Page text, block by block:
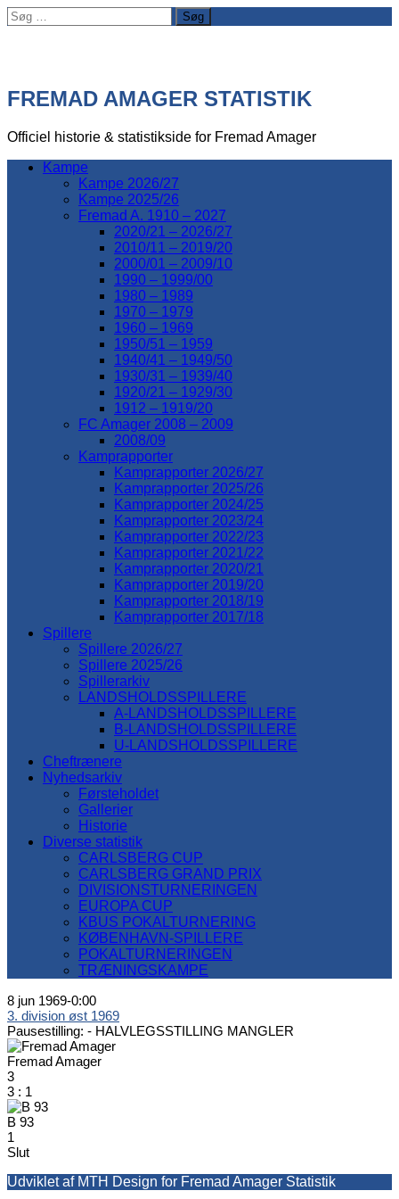
Søg
efter:
FREMAD AMAGER STATISTIK
Officiel historie & statistikside for Fremad Amager
Kampe
Kampe 2026/27
Kampe 2025/26
Fremad A. 1910 – 2027
2020/21 – 2026/27
2010/11 – 2019/20
2000/01 – 2009/10
1990 – 1999/00
1980 – 1989
1970 – 1979
1960 – 1969
1950/51 – 1959
1940/41 – 1949/50
1930/31 – 1939/40
1920/21 – 1929/30
1912 – 1919/20
FC Amager 2008 – 2009
2008/09
Kamprapporter
Kamprapporter 2026/27
Kamprapporter 2025/26
Kamprapporter 2024/25
Kamprapporter 2023/24
Kamprapporter 2022/23
Kamprapporter 2021/22
Kamprapporter 2020/21
Kamprapporter 2019/20
Kamprapporter 2018/19
Kamprapporter 2017/18
Spillere
Spillere 2026/27
Spillere 2025/26
Spillerarkiv
LANDSHOLDSSPILLERE
A-LANDSHOLDSSPILLERE
B-LANDSHOLDSSPILLERE
U-LANDSHOLDSSPILLERE
Cheftrænere
Nyhedsarkiv
Førsteholdet
Gallerier
Historie
Diverse statistik
CARLSBERG CUP
CARLSBERG GRAND PRIX
DIVISIONSTURNERINGEN
EUROPA CUP
KBUS POKALTURNERING
KØBENHAVN-SPILLERE
POKALTURNERINGEN
TRÆNINGSKAMPE
8 jun 1969-0:00
3. division øst 1969
Pausestilling: - HALVLEGSSTILLING MANGLER
Fremad Amager
3
3 : 1
B 93
1
Slut
Udviklet af MTH Design for Fremad Amager Statistik